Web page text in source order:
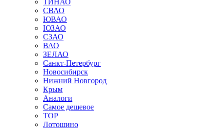
ТИНАО
СВАО
ЮВАО
ЮЗАО
СЗАО
ВАО
ЗЕЛАО
Санкт-Петербург
Новосибирск
Нижний Новгород
Крым
Аналоги
Самое дешевое
TOP
Лотошино